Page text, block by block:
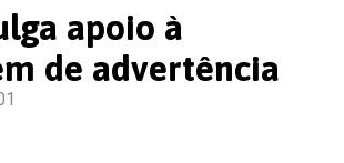
apoio à
de advertência